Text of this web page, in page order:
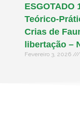
ESGOTADO
Teórico-
Crias de
libertação –
Fevereiro 3, 2026